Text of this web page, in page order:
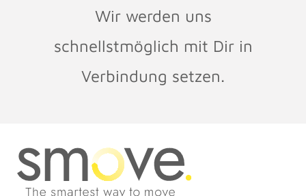
Wir werden uns
schnellstmöglich mit Dir in
Verbindung setzen.